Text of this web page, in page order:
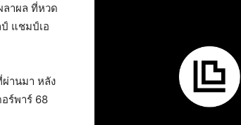
ลาผล ที่หวด
แชมป์เอ
านมา หลัง
ร์พาร์ 68